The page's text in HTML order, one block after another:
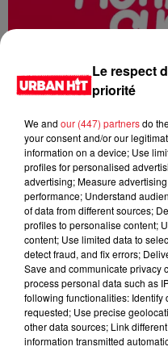
0:00
10 juin 2026 - 1 min 12 sec
MORNING SHOW
Le respect
priorité
We and our (447) partnersdo
your consent and/or our
information on a device; Use
profiles for personalised
advertising; Measure
performance; Understand
of data from different sources;
profiles to personalise content;
content; Use limited data to
detect fraud, and fix errors;
Save and communicate privacy
process personal data such as
following functionalities:
requested; Use precise
other data sources; Link
information transmitted